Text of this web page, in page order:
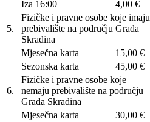
Iza 16:00
4,00 €
5.
Fizičke i pravne osobe koje imaju
prebivalište na području Grada
Skradina
Mjesečna karta
15,00 €
Sezonska karta
45,00 €
6.
Fizičke i pravne osobe koje
nemaju prebivalište na području
Grada Skradina
Mjesečna karta
30,00 €